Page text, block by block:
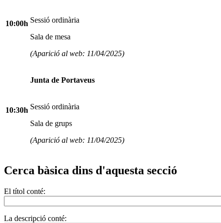
10:00h Sessió ordinària
Sala de mesa
(Aparició al web: 11/04/2025)
10:30h
Junta de Portaveus
Sessió ordinària
Sala de grups
(Aparició al web: 11/04/2025)
Cerca bàsica dins d'aquesta secció
El títol conté:
La descripció conté: